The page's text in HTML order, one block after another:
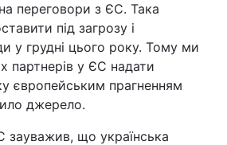
переговори з ЄС. Така
під загрозу і
у грудні цього року. Тому ми
партнерів у ЄС надати
європейським прагненням
джерело.
що українська